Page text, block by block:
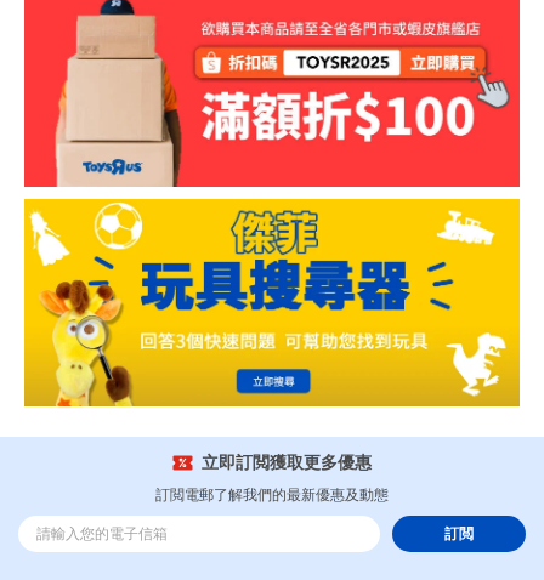
立即訂閲獲取更多優惠
訂閲電郵了解我們的最新優惠及動態
訂閲